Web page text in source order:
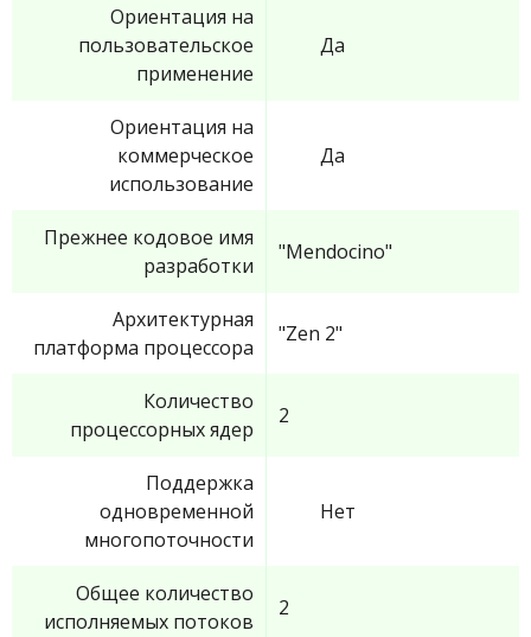
Ориентация на
пользовательское
применение
Да
Ориентация на
коммерческое
использование
Да
Прежнее кодовое имя
разработки
"Mendocino"
Архитектурная
платформа процессора
"Zen 2"
Количество
процессорных ядер
2
Поддержка
одновременной
многопоточности
Нет
Общее количество
исполняемых потоков
2